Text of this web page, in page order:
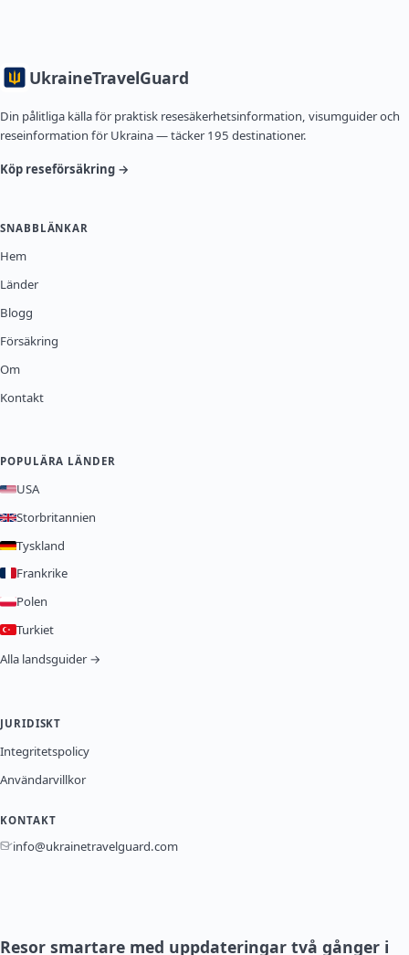
UkraineTravelGuard
Din pålitliga källa för praktisk resesäkerhetsinformation, visumguider och
reseinformation för Ukraina — täcker 195 destinationer.
Köp reseförsäkring →
SNABBLÄNKAR
Hem
Länder
Blogg
Försäkring
Om
Kontakt
POPULÄRA LÄNDER
USA
Storbritannien
Tyskland
Frankrike
Polen
Turkiet
Alla landsguider →
JURIDISKT
Integritetspolicy
Användarvillkor
KONTAKT
info@ukrainetravelguard.com
Resor smartare med uppdateringar två gånger i